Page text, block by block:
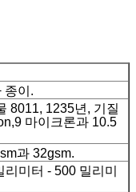
종이.
8011, 1235년, 기질
마이크론과 10.5
과 32gsm.
미터 - 500 밀리미